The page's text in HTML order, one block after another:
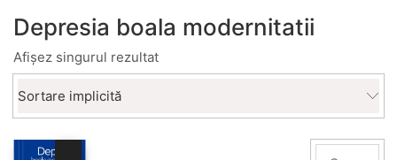
Depresia boala modernitatii
Afișez singurul rezultat
Sortare implicită